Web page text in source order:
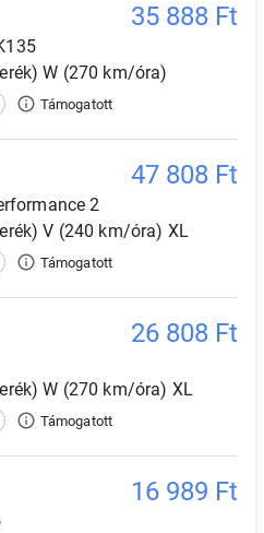
35 888 Ft
W (270 km/óra)
Támogatott
47 808 Ft
2
V (240 km/óra) XL
Támogatott
26 808 Ft
W (270 km/óra) XL
Támogatott
16 989 Ft